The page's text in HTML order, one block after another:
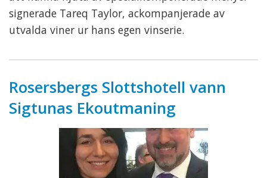
signerade Tareq Taylor, ackompanjerade av
utvalda viner ur hans egen vinserie.
Rosersbergs Slottshotell vann
Sigtunas Ekoutmaning